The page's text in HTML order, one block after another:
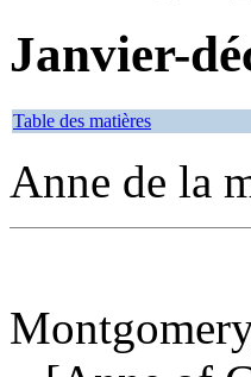
Janvier-
Table des matières
Anne de la